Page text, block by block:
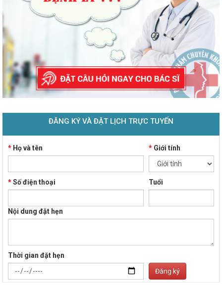
ĐĂNG KÝ VÀ ĐẶT LỊCH TRỰC TUYẾN
* Họ và tên *Giới tính
*Số điện thoại Tuổi
Nội dung đặt hẹn
Thời gian đặt hẹn
Đăng ký